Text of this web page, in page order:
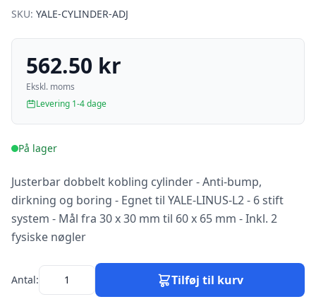
SKU: YALE-CYLINDER-ADJ
562.50 kr
Ekskl. moms
Levering 1-4 dage
På lager
Justerbar dobbelt kobling cylinder - Anti-bump,
dirkning og boring - Egnet til YALE-LINUS-L2 - 6 stift
system - Mål fra 30 x 30 mm til 60 x 65 mm - Inkl. 2
fysiske nøgler
Antal: Tilføj til kurv